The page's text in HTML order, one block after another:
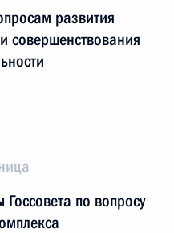
развития
совершенствования
по вопросу